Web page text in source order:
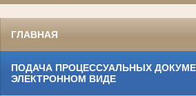
ГЛАВНАЯ
ПОДАЧА ПРОЦЕССУАЛЬНЫХ
ЭЛЕКТРОННОМ ВИДЕ